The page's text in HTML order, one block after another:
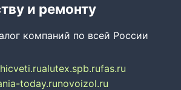
и ремонту
компаний по всей России
alutex.spb.rufas.ru
today.runovoizol.ru